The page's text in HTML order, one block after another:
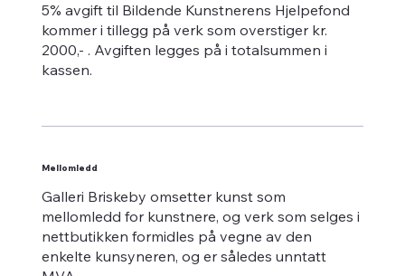
5% avgift til Bildende Kunstnerens Hjelpefond
kommer i tillegg på verk som overstiger kr.
2000,- . Avgiften legges på i totalsummen i
kassen.
Mellomledd
Galleri Briskeby omsetter kunst som
mellomledd for kunstnere, og verk som selges i
nettbutikken formidles på vegne av den
enkelte kunsyneren, og er således unntatt